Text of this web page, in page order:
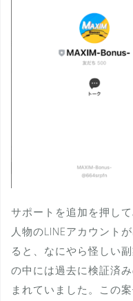
サポートを追加を押して
人物のLINEアカウント
ると、なにやら怪しい
の中には過去に検証済
まれていました。この